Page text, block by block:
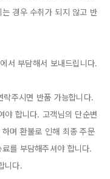
경우 수취가 되지 않고 반
서 부담해서 보내드립니다.
주시면 반품 가능합니다.
야 합니다. 고객님의 단순변
며 환불로 인해 최종 주문
를 부담해주셔야 합니다.
니다.